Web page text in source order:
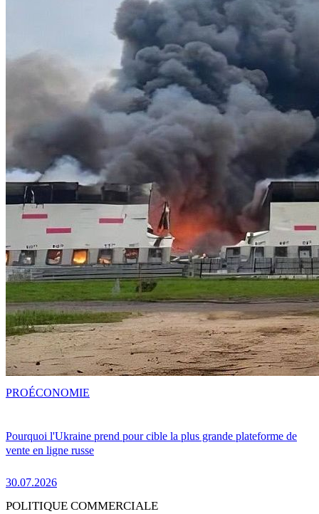
Pourquoi l'Ukraine prend pour cible la plus grande plateforme de
vente en ligne russe
30.07.2026
PROÉCONOMIE
POLITIQUE COMMERCIALE